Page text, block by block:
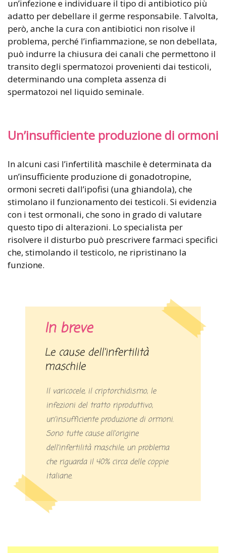
un’infezione e individuare il tipo di antibiotico più
adatto per debellare il germe responsabile. Talvolta,
però, anche la cura con antibiotici non risolve il
problema, perché l’infiammazione, se non debellata,
può indurre la chiusura dei canali che permettono il
transito degli spermatozoi provenienti dai testicoli,
determinando una completa assenza di
spermatozoi nel liquido seminale.
Un’insufficiente produzione di ormoni
In alcuni casi l’infertilità maschile è determinata da
un’insufficiente produzione di gonadotropine,
ormoni secreti dall’ipofisi (una ghiandola), che
stimolano il funzionamento dei testicoli. Si evidenzia
con i test ormonali, che sono in grado di valutare
questo tipo di alterazioni. Lo specialista per
risolvere il disturbo può prescrivere farmaci specifici
che, stimolando il testicolo, ne ripristinano la
funzione.
In breve
Le cause dell'infertilità
maschile
Il varicocele, il criptorchidismo, le
infezioni del tratto riproduttivo,
un’insufficiente produzione di ormoni.
Sono tutte cause all’origine
dell’infertilità maschile, un problema
che riguarda il 40% circa delle coppie
italiane.